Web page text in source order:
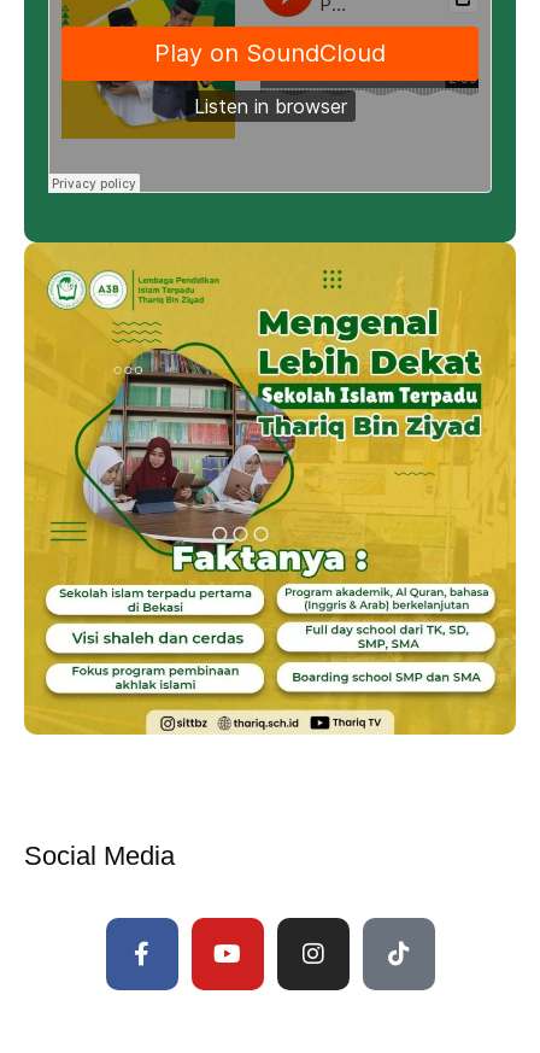
Social Media